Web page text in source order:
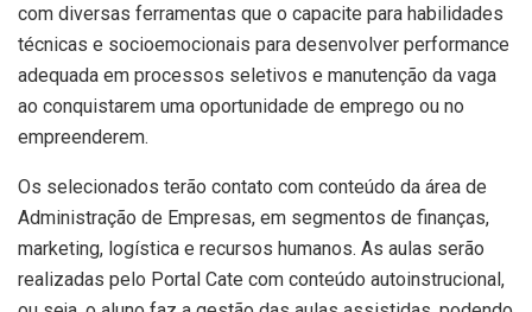
com diversas ferramentas que o capacite para habilidades
técnicas e socioemocionais para desenvolver performance
adequada em processos seletivos e manutenção da vaga
ao conquistarem uma oportunidade de emprego ou no
empreenderem.
Os selecionados terão contato com conteúdo da área de
Administração de Empresas, em segmentos de finanças,
marketing, logística e recursos humanos. As aulas serão
realizadas pelo Portal Cate com conteúdo autoinstrucional,